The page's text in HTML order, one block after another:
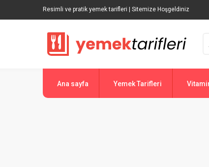
Resimli ve pratik yemek tarifleri | Sitemize Hoşgeldiniz
Ana sayfa Yemek Tarifleri